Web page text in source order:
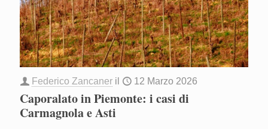
Federico Zancaner il 12 Marzo 2026
Caporalato in Piemonte: i casi di
Carmagnola e Asti